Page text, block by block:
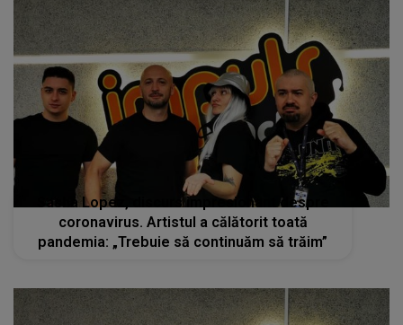
Sasha Lopez, discurs impresionant despre
coronavirus. Artistul a călătorit toată
pandemia: „Trebuie să continuăm să trăim”